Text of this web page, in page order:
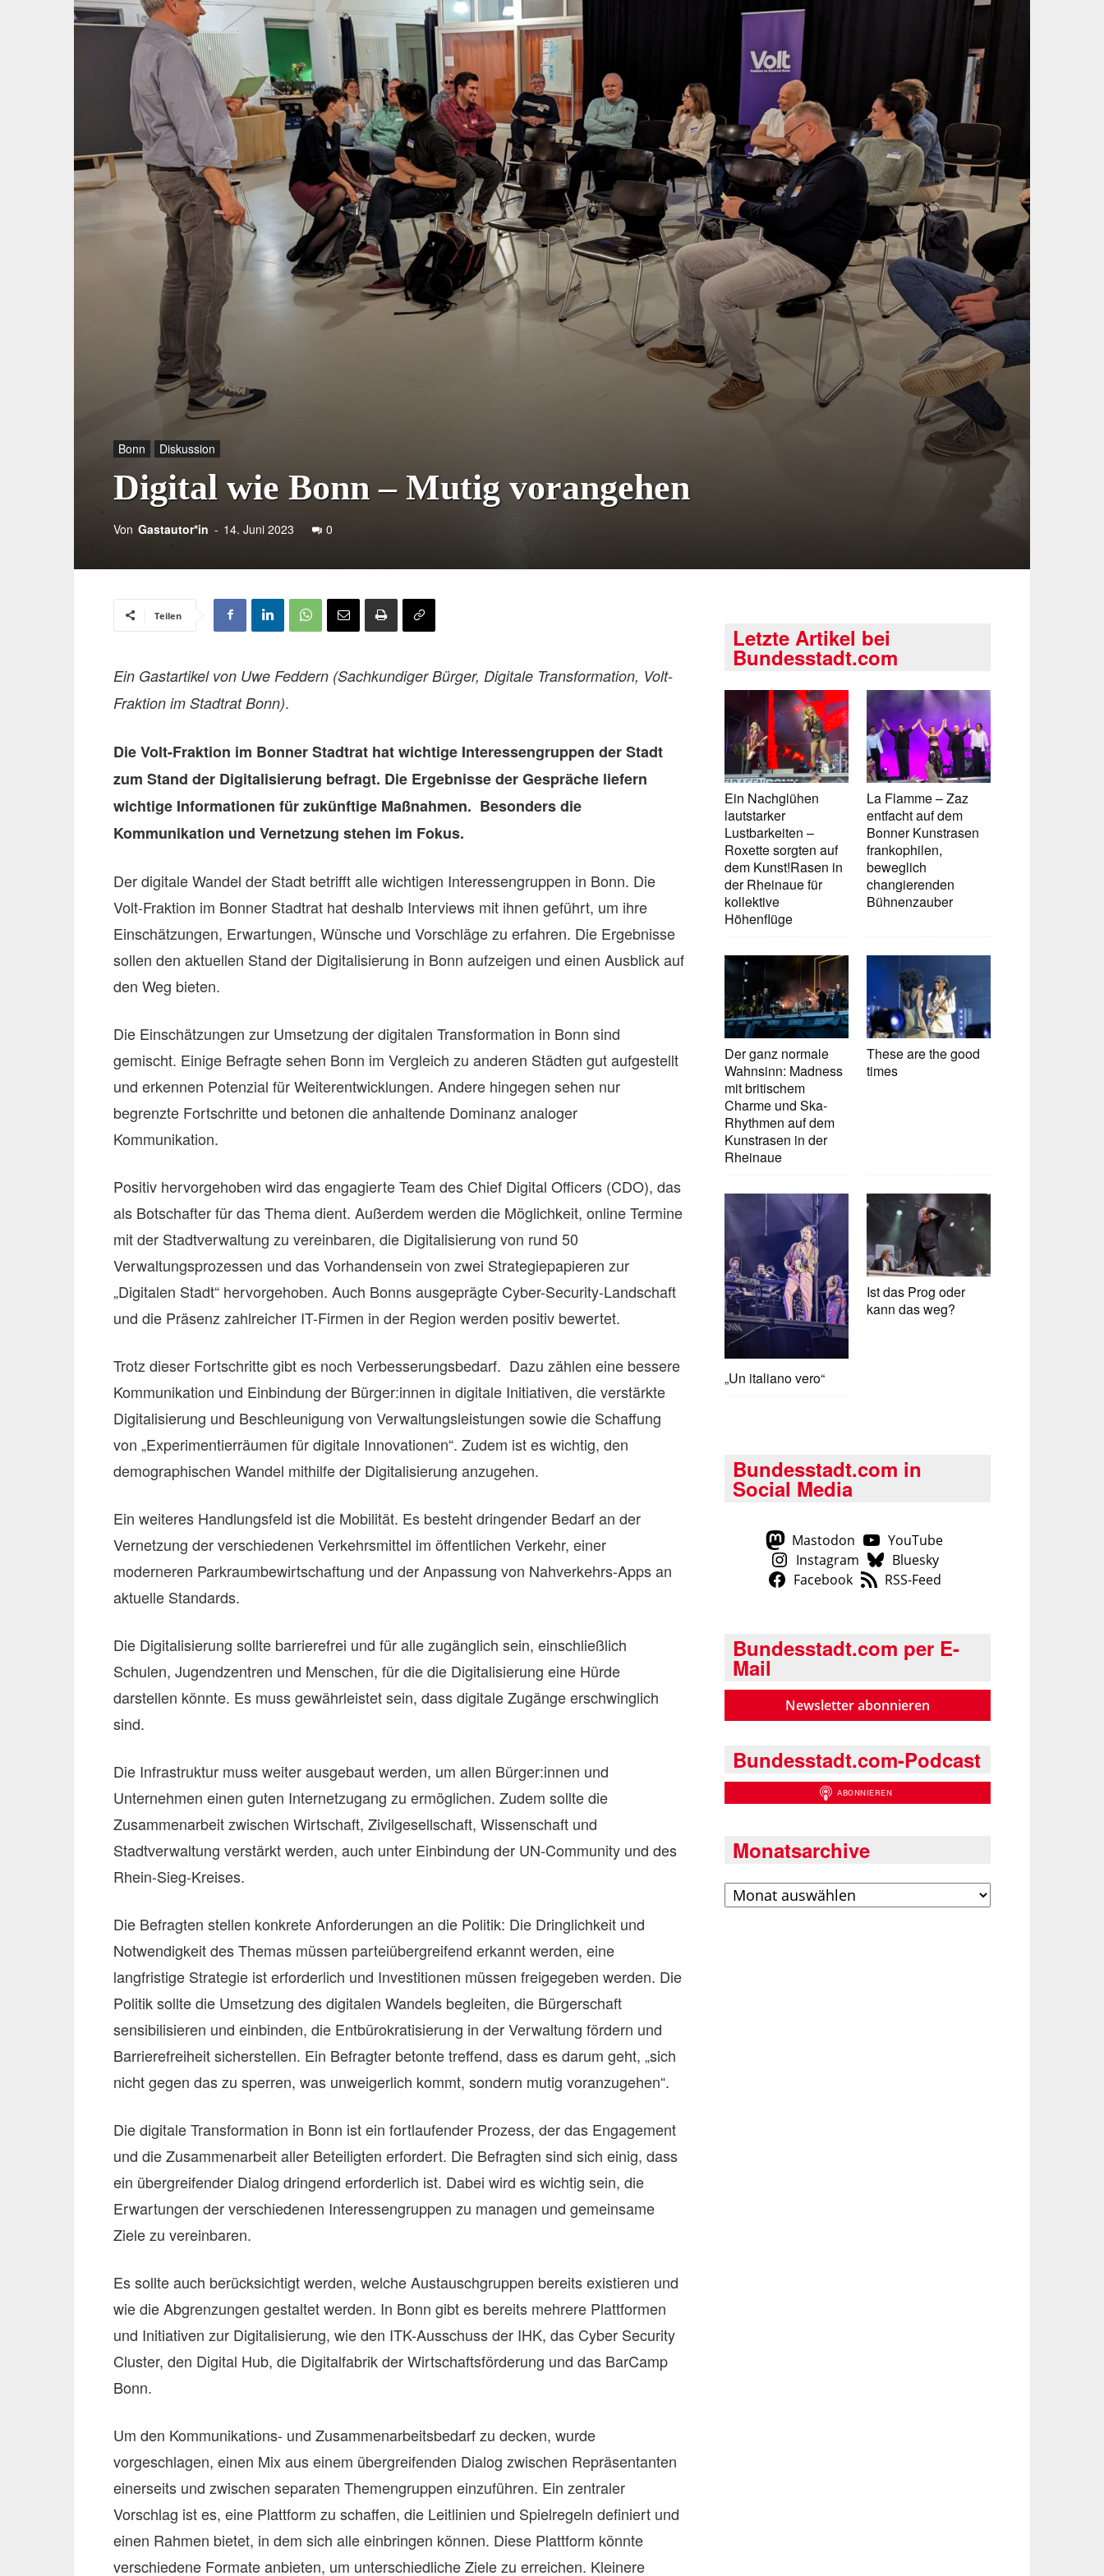
Bonn Diskussion
Digital wie Bonn – Mutig vorangehen
Von Gastautor*in - 14. Juni 2023 0
Teilen
Ein Gastartikel von Uwe Feddern (Sachkundiger Bürger, Digitale Transformation, Volt-
Fraktion im Stadtrat Bonn).
Die Volt-Fraktion im Bonner Stadtrat hat wichtige Interessengruppen der Stadt
zum Stand der Digitalisierung befragt. Die Ergebnisse der Gespräche liefern
wichtige Informationen für zukünftige Maßnahmen. Besonders die
Kommunikation und Vernetzung stehen im Fokus.
Der digitale Wandel der Stadt betrifft alle wichtigen Interessengruppen in Bonn. Die
Volt-Fraktion im Bonner Stadtrat hat deshalb Interviews mit ihnen geführt, um ihre
Einschätzungen, Erwartungen, Wünsche und Vorschläge zu erfahren. Die Ergebnisse
sollen den aktuellen Stand der Digitalisierung in Bonn aufzeigen und einen Ausblick auf
den Weg bieten.
Die Einschätzungen zur Umsetzung der digitalen Transformation in Bonn sind
gemischt. Einige Befragte sehen Bonn im Vergleich zu anderen Städten gut aufgestellt
und erkennen Potenzial für Weiterentwicklungen. Andere hingegen sehen nur
begrenzte Fortschritte und betonen die anhaltende Dominanz analoger
Kommunikation.
Positiv hervorgehoben wird das engagierte Team des Chief Digital Officers (CDO), das
als Botschafter für das Thema dient. Außerdem werden die Möglichkeit, online Termine
mit der Stadtverwaltung zu vereinbaren, die Digitalisierung von rund 50
Verwaltungsprozessen und das Vorhandensein von zwei Strategiepapieren zur
„Digitalen Stadt“ hervorgehoben. Auch Bonns ausgeprägte Cyber-Security-Landschaft
und die Präsenz zahlreicher IT-Firmen in der Region werden positiv bewertet.
Trotz dieser Fortschritte gibt es noch Verbesserungsbedarf. Dazu zählen eine bessere
Kommunikation und Einbindung der Bürger:innen in digitale Initiativen, die verstärkte
Digitalisierung und Beschleunigung von Verwaltungsleistungen sowie die Schaffung
von „Experimentierräumen für digitale Innovationen“. Zudem ist es wichtig, den
demographischen Wandel mithilfe der Digitalisierung anzugehen.
Ein weiteres Handlungsfeld ist die Mobilität. Es besteht dringender Bedarf an der
Vernetzung der verschiedenen Verkehrsmittel im öffentlichen Verkehr, einer
moderneren Parkraumbewirtschaftung und der Anpassung von Nahverkehrs-Apps an
aktuelle Standards.
Die Digitalisierung sollte barrierefrei und für alle zugänglich sein, einschließlich
Schulen, Jugendzentren und Menschen, für die die Digitalisierung eine Hürde
darstellen könnte. Es muss gewährleistet sein, dass digitale Zugänge erschwinglich
sind.
Die Infrastruktur muss weiter ausgebaut werden, um allen Bürger:innen und
Unternehmen einen guten Internetzugang zu ermöglichen. Zudem sollte die
Zusammenarbeit zwischen Wirtschaft, Zivilgesellschaft, Wissenschaft und
Stadtverwaltung verstärkt werden, auch unter Einbindung der UN-Community und des
Rhein-Sieg-Kreises.
Die Befragten stellen konkrete Anforderungen an die Politik: Die Dringlichkeit und
Notwendigkeit des Themas müssen parteiübergreifend erkannt werden, eine
langfristige Strategie ist erforderlich und Investitionen müssen freigegeben werden. Die
Politik sollte die Umsetzung des digitalen Wandels begleiten, die Bürgerschaft
sensibilisieren und einbinden, die Entbürokratisierung in der Verwaltung fördern und
Barrierefreiheit sicherstellen. Ein Befragter betonte treffend, dass es darum geht, „sich
nicht gegen das zu sperren, was unweigerlich kommt, sondern mutig voranzugehen“.
Die digitale Transformation in Bonn ist ein fortlaufender Prozess, der das Engagement
und die Zusammenarbeit aller Beteiligten erfordert. Die Befragten sind sich einig, dass
ein übergreifender Dialog dringend erforderlich ist. Dabei wird es wichtig sein, die
Erwartungen der verschiedenen Interessengruppen zu managen und gemeinsame
Ziele zu vereinbaren.
Es sollte auch berücksichtigt werden, welche Austauschgruppen bereits existieren und
wie die Abgrenzungen gestaltet werden. In Bonn gibt es bereits mehrere Plattformen
und Initiativen zur Digitalisierung, wie den ITK-Ausschuss der IHK, das Cyber Security
Cluster, den Digital Hub, die Digitalfabrik der Wirtschaftsförderung und das BarCamp
Bonn.
Um den Kommunikations- und Zusammenarbeitsbedarf zu decken, wurde
vorgeschlagen, einen Mix aus einem übergreifenden Dialog zwischen Repräsentanten
einerseits und zwischen separaten Themengruppen einzuführen. Ein zentraler
Vorschlag ist es, eine Plattform zu schaffen, die Leitlinien und Spielregeln definiert und
einen Rahmen bietet, in dem sich alle einbringen können. Diese Plattform könnte
verschiedene Formate anbieten, um unterschiedliche Ziele zu erreichen. Kleinere
Letzte Artikel bei
Bundesstadt.com
Ein Nachglühen
lautstarker
Lustbarkeiten –
Roxette sorgten auf
dem Kunst!Rasen in
der Rheinaue für
kollektive
Höhenflüge
La Flamme – Zaz
entfacht auf dem
Bonner Kunstrasen
frankophilen,
beweglich
changierenden
Bühnenzauber
Der ganz normale
Wahnsinn: Madness
mit britischem
Charme und Ska-
Rhythmen auf dem
Kunstrasen in der
Rheinaue
These are the good
times
„Un italiano vero“
Ist das Prog oder
kann das weg?
Bundesstadt.com in
Social Media
Mastodon
YouTube
Instagram
Bluesky
Facebook
RSS-Feed
Bundesstadt.com per E-
Mail
Newsletter abonnieren
Bundesstadt.com-Podcast
Monatsarchive
Archiv